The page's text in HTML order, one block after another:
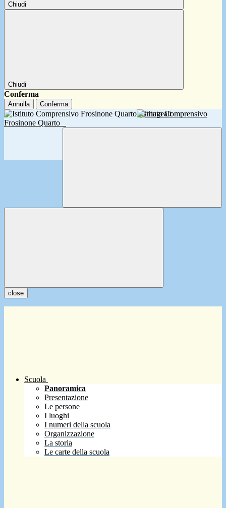
Chiudi
Chiudi
Conferma
Annulla Conferma
Istituto Comprensivo
Frosinone Quarto
close
Scuola
Panoramica
Presentazione
Le persone
I luoghi
I numeri della scuola
Organizzazione
La storia
Le carte della scuola